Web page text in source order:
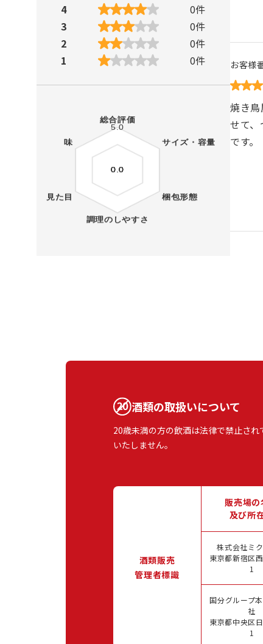
4
0件
3
0件
2
0件
1
0件 お客様
焼き
せて
です。
酒類の取扱いについて
20歳未満の方の飲酒は法律で禁止さ
いたしません。
酒類販売
管理者標識
販売場の
及び所
株式会社ミ
東京都新宿区
1
国分グループ
社
東京都中央区
1